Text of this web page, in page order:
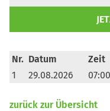
Nr. Datum Zeit
1
29.08.2026
zurück zur Übersicht